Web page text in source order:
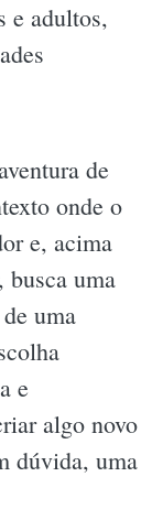
e adultos,
de
onde o
e, acima
busca uma
uma
e
algo novo
dúvida, uma